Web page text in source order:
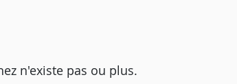
n'existe pas ou plus.